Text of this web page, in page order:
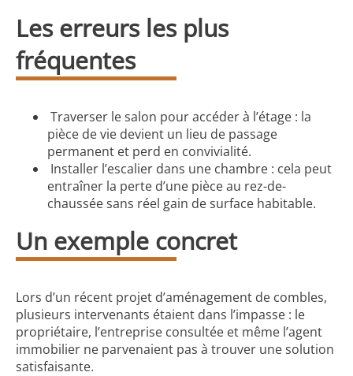
Les erreurs les plus
fréquentes
Traverser le salon pour accéder à l’étage : la
pièce de vie devient un lieu de passage
permanent et perd en convivialité.
Installer l’escalier dans une chambre : cela peut
entraîner la perte d’une pièce au rez-de-
chaussée sans réel gain de surface habitable.
Un exemple concret
Lors d’un récent projet d’aménagement de combles,
plusieurs intervenants étaient dans l’impasse : le
propriétaire, l’entreprise consultée et même l’agent
immobilier ne parvenaient pas à trouver une solution
satisfaisante.